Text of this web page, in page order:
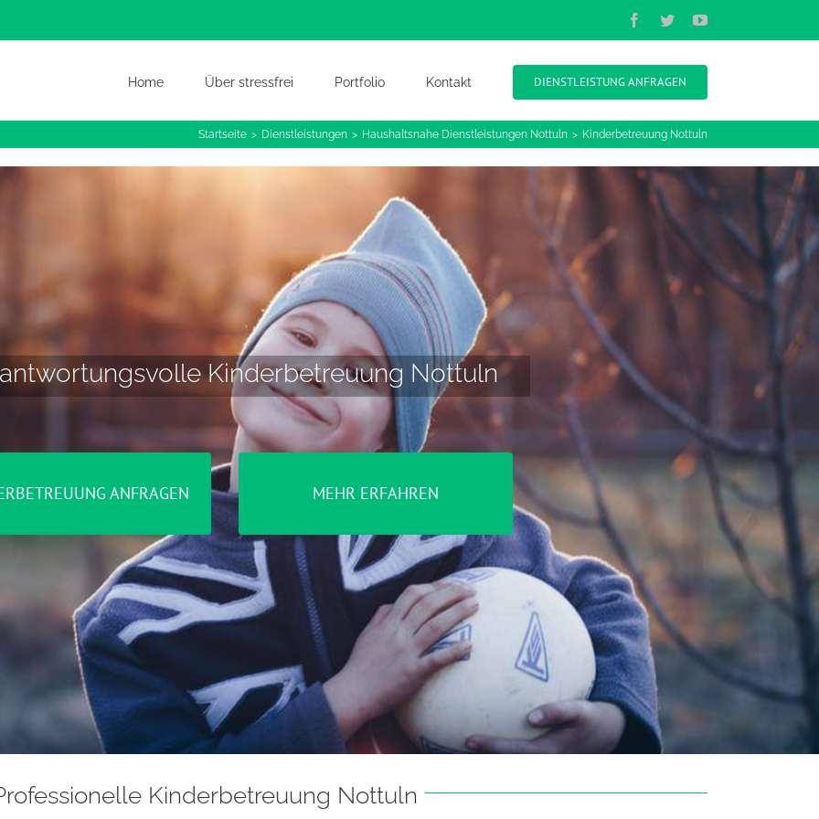
Facebook
TwitterYouTube
Home Über stressfrei Portfolio Kontakt DIENSTLEISTUNG ANFRAGEN
Startseite Dienstleistungen Haushaltsnahe Dienstleistungen Nottuln Kinderbetreuung Nottuln
Kinderbetreuung Nottuln
ANFRAGEN MEHR ERFAHREN
Kinderbetreuung Nottuln